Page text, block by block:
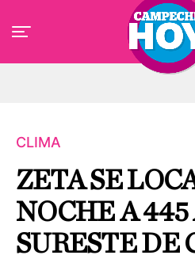
CLIMA
ZETA SE
NOCHE A 445
SURESTE DE